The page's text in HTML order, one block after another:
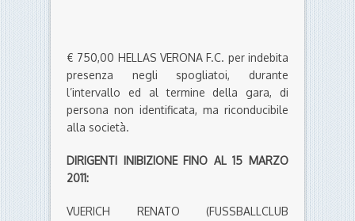
€ 750,00 HELLAS VERONA F.C. per indebita
presenza negli spogliatoi, durante
l’intervallo ed al termine della gara, di
persona non identificata, ma riconducibile
alla società.
DIRIGENTI INIBIZIONE FINO AL 15 MARZO
2011:
VUERICH RENATO (FUSSBALLCLUB